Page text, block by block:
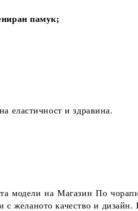
памук;
еластичност и здравина.
модели на Магазин По
с желаното качество и